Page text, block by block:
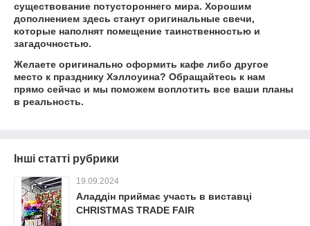
существование потустороннего мира. Хорошим
дополнением здесь станут оригинальные свечи,
которые наполнят помещение таинственностью и
загадочностью.
Желаете оригинально оформить кафе либо другое
место к празднику Хэллоуина? Обращайтесь к нам
прямо сейчас и мы поможем воплотить все ваши планы
в реальность.
Інші статті рубрики
19.09.2024
Аладдін приймає участь в виставці
CHRISTMAS TRADE FAIR